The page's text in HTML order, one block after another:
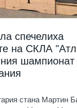
спечелиха
на СКЛА
шампионат
стана Мартин